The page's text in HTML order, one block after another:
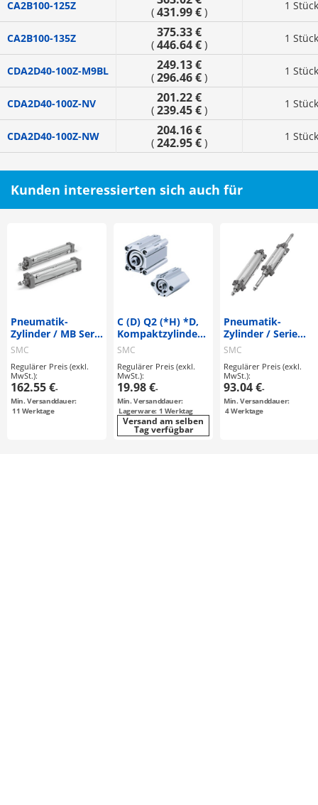
CA2B100-125Z ( 431.99 € ) 1 Stück
CA2B100-135Z 375.33 €
( 446.64 € ) 1 Stück
CDA2D40-100Z-M9BL 249.13 €
( 296.46 € ) 1 Stück
CDA2D40-100Z-NV 201.22 €
( 239.45 € ) 1 Stück
CDA2D40-100Z-NW 204.16 €
( 242.95 € ) 1 Stück
Kunden interessierten sich auch für
Pneumatik-
Zylinder / MB Serie
/ Stirngewinde-
Befestigung /
doppelt wirkend /
Kolbenstange
einseitig
SMC
Regulärer Preis (exkl.
MwSt.):
162.55 €-
Min. Versanddauer:
11 Werktage
C (D) Q2 (*H) *D,
Kompaktzylinder,
doppeltwirkend,
einseitige
Kolbenstange,
auch für
Niederdruckhydraulik
SMC
Regulärer Preis (exkl.
MwSt.):
19.98 €-
Min. Versanddauer:
Lagerware: 1 Werktag
Versand am selben
Tag verfügbar
Pneumatik-
Zylinder / Serie
C96 / doppelt
wirkend, einfach
wirkend
SMC
Regulärer Preis (exkl.
MwSt.):
93.04 €-
Min. Versanddauer:
4Werktage